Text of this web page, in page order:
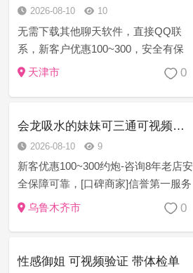
2026-08-10 10
无需下载其他聊天软件，直接QQ联
系，新客户优惠100~300，安全有保
障，价格亲民，粉嫩多汁，服务之前
天津市 0
会龙吸水的妹妹可三通可视频验证
2026-08-10 9
新客优惠100~300约炮-咨询8年老店安
全保障可靠，[口碑商家]信誉第一服务
至上安全保密任何意见建议或者技师
萝莉空姐等资源充足 诚...
乌鲁木齐市 0
性感御姐 可视频验证 带体检单